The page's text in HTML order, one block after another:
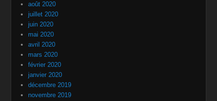
août 2020
juillet 2020
juin 2020
mai 2020
avril 2020
mars 2020
février 2020
janvier 2020
décembre 2019
novembre 2019